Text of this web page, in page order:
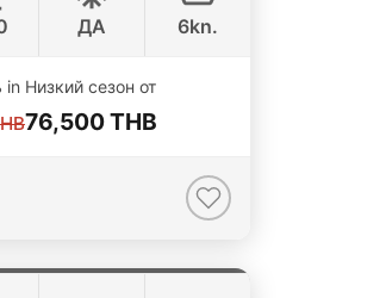
ONLINE AVAILABILITY
ДА 6kn.
in Низкий сезон от
76,500 THB